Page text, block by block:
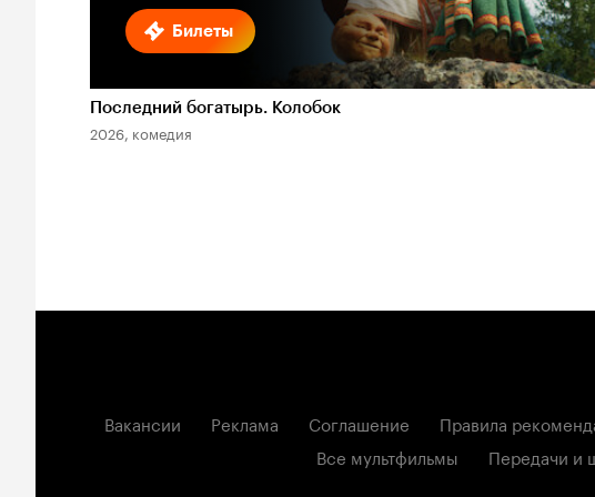
Билеты
Последний богатырь. Колобок
2026, комедия
Вакансии Реклама Соглашение Правила
Все мультфильмы
Передачи и